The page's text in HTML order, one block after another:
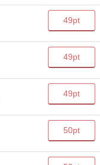
49pt
49pt
49pt
50pt